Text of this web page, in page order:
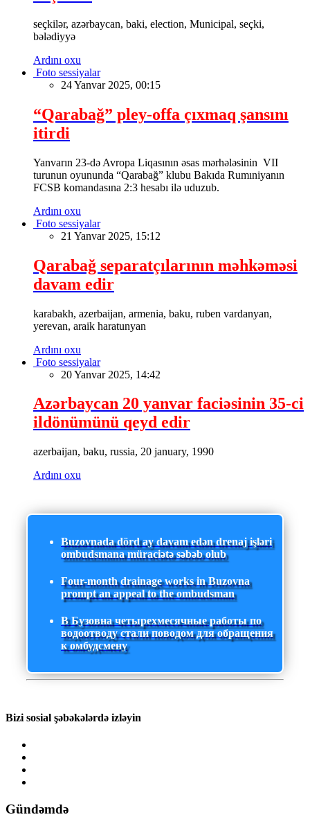
seçkilər, azərbaycan, baki, election, Municipal, seçki,
bələdiyyə
Ardını oxu
Foto sessiyalar
24 Yanvar 2025, 00:15
“Qarabağ” pley-offa çıxmaq şansını
itirdi
Yanvarın 23-də Avropa Liqasının əsas mərhələsinin VII
turunun oyununda “Qarabağ” klubu Bakıda Rumıniyanın
FCSB komandasına 2:3 hesabı ilə uduzub.
Ardını oxu
Foto sessiyalar
21 Yanvar 2025, 15:12
Qarabağ separatçılarının məhkəməsi
davam edir
karabakh, azerbaijan, armenia, baku, ruben vardanyan,
yerevan, araik haratunyan
Ardını oxu
Foto sessiyalar
20 Yanvar 2025, 14:42
Azərbaycan 20 yanvar faciəsinin 35-ci
ildönümünü qeyd edir
azerbaijan, baku, russia, 20 january, 1990
Ardını oxu
Buzovnada dörd ay davam edən drenaj işləri
ombudsmana müraciətə səbəb olub
Four-month drainage works in Buzovna
prompt an appeal to the ombudsman
В Бузовна четырехмесячные работы по
водоотводу стали поводом для обращения
к омбудсмену
Bizi sosial şəbəkələrdə izləyin
Gündəmdə